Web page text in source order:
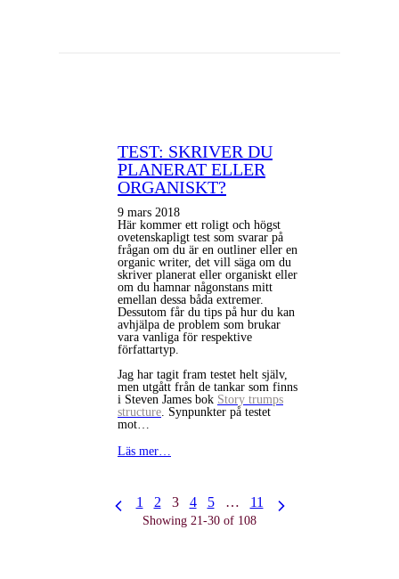
TEST: SKRIVER DU
PLANERAT ELLER
ORGANISKT?
9 mars 2018
Här kommer ett roligt och högst
ovetenskapligt test som svarar på
frågan om du är en outliner eller en
organic writer, det vill säga om du
skriver planerat eller organiskt eller
om du hamnar någonstans mitt
emellan dessa båda extremer.
Dessutom får du tips på hur du kan
avhjälpa de problem som brukar
vara vanliga för respektive
författartyp.
Jag har tagit fram testet helt själv,
men utgått från de tankar som finns
i Steven James bok Story trumps
structure . Synpunkter på testet
mot…
Läs mer…
1 2 3 4 5 … 11
Showing 21-30 of 108